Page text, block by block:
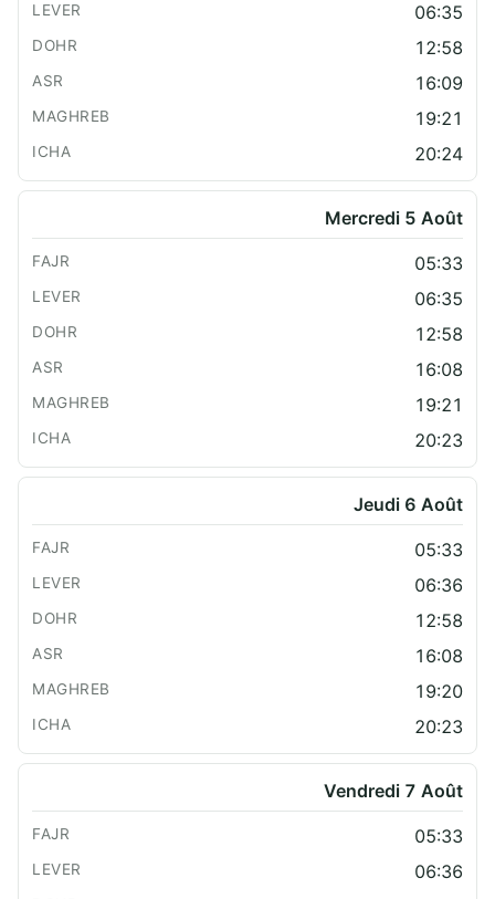
06:35
12:58
16:09
19:21
20:24
Mercredi 5 Août
05:33
06:35
12:58
16:08
19:21
20:23
Jeudi 6 Août
05:33
06:36
12:58
16:08
19:20
20:23
Vendredi 7 Août
05:33
06:36